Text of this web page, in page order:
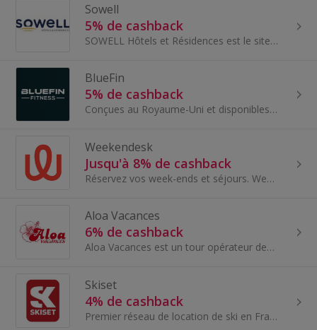
Sowell
5% de cashback
SOWELL Hôtels et Résidences est le site de voyage incontournable pour vous faire voyager été comme hiver dans les plus belles régions de France, en...
BlueFin
5% de cashback
Conçues au Royaume-Uni et disponibles dans le monde entier, les planches de paddle Bluefin offrent stabilité, portabilité et précision de pagayage.
Weekendesk
Jusqu'à 8% de cashback
Réservez vos week-ends et séjours. Week-ends avec activités, dès 60...
Aloa Vacances
6% de cashback
Aloa Vacances est un tour opérateur depuis 2010. Fort de son expérience, Aloa Vacances propose des vacances en campings 3 à 5 étoiles dans 16 desti...
Skiset
4% de cashback
Premier réseau de location de ski en France et en Europe, Skiset a été lancée en 1994, à l'initiative de plusieurs exploitants indépendants françai...